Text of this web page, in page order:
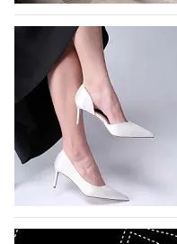
На участие в
подано 1047 заявок
На участие в седьмой
которая пройдет в
по 1 октября, уже
половину из них (494)
коллекции которых
07.08.2026 593
BALLINA